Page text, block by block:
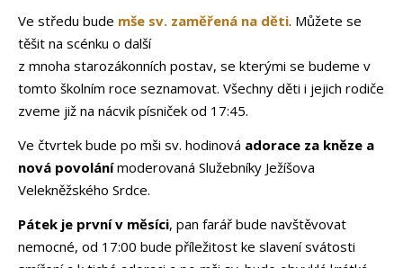
Ve středu bude mše sv. zaměřená na děti. Můžete se
těšit na scénku o další
z mnoha starozákonních postav, se kterými se budeme v
tomto školním roce seznamovat. Všechny děti i jejich rodiče
zveme již na nácvik písniček od 17:45.
Ve čtvrtek bude po mši sv. hodinová adorace za kněze a
nová povolánímoderovaná Služebníky Ježíšova
Velekněžského Srdce.
Pátek je první v měsíci, pan farář bude navštěvovat
nemocné, od 17:00 bude příležitost ke slavení svátosti